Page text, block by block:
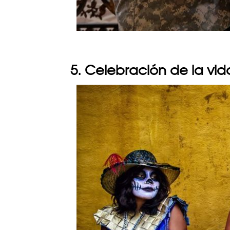
5. Celebración de la